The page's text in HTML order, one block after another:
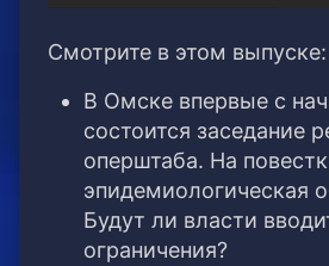
Смотрите в этом выпуске:
В Омске впервые с
состоится заседание
оперштаба. На
эпидемиологическая
Будут ли власти
ограничения?